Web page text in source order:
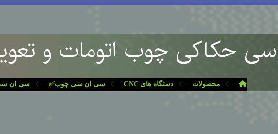
حکاکی چوب اتومات و تعویض
محصولات دستگاه های CNC سی ان سی چوب✅ سی ان